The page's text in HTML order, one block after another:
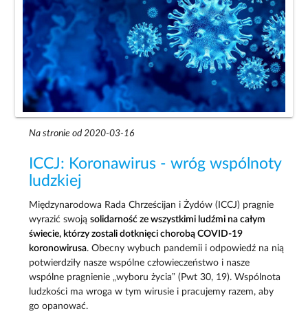
Na stronie od 2020-03-16
ICCJ: Koronawirus - wróg wspólnoty
ludzkiej
Międzynarodowa Rada Chrześcijan i Żydów (ICCJ) pragnie
wyrazić swojąsolidarność ze wszystkimi ludźmi na całym
świecie, którzy zostali dotknięci chorobą COVID-19
koronowirusa. Obecny wybuch pandemii i odpowiedź na nią
potwierdziły nasze wspólne człowieczeństwo i nasze
wspólne pragnienie „wyboru życia” (Pwt 30, 19). Wspólnota
ludzkości ma wroga w tym wirusie i pracujemy razem, aby
go opanować.